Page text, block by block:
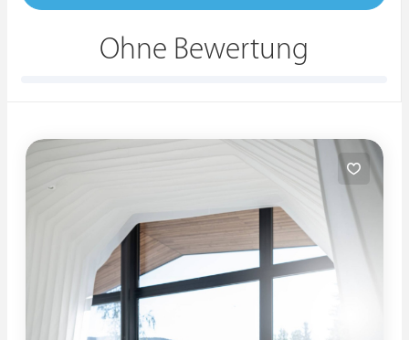
Ohne Bewertung